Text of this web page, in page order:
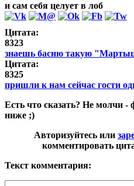
и сам себя целует в лоб
Цитата:
8323
знаешь басню такую
Цитата:
8325
пришли к нам сейчас гости
Есть что сказать? Не молчи
ниже ;)
Авторизуйтесь или
комментировать
Текст комментария: